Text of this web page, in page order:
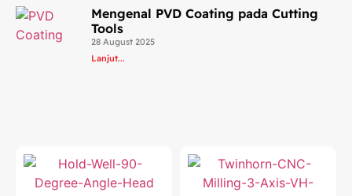
Mengenal PVD Coating pada Cutting
Tools
28 August 2025
Lanjut...